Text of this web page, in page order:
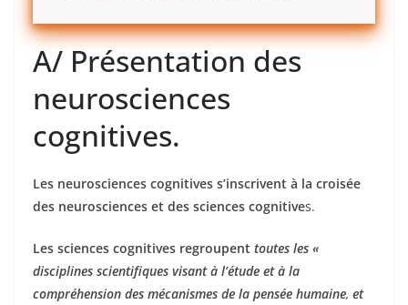
A/ Présentation des
neurosciences
cognitives.
Les neurosciences cognitives s’inscrivent à la croisée
des neurosciences et des sciences cognitives.
Les sciences cognitives regroupent toutes les «
disciplines scientifiques visant à l’étude et à la
compréhension des mécanismes de la pensée humaine, et